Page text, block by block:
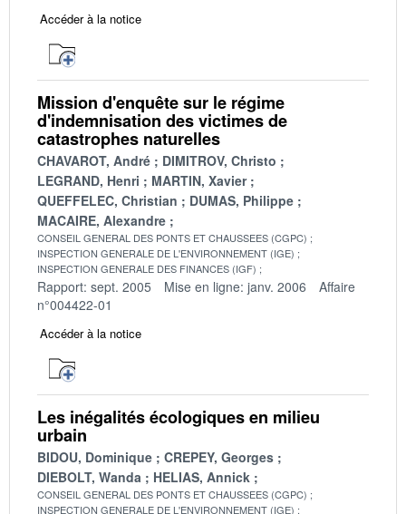
Accéder à la notice
Mission d'enquête sur le régime
d'indemnisation des victimes de
catastrophes naturelles
CHAVAROT, André
DIMITROV, Christo
LEGRAND, Henri
MARTIN, Xavier
QUEFFELEC, Christian
DUMAS, Philippe
MACAIRE, Alexandre
CONSEIL GENERAL DES PONTS ET CHAUSSEES (CGPC)
INSPECTION GENERALE DE L'ENVIRONNEMENT (IGE)
INSPECTION GENERALE DES FINANCES (IGF)
Rapport: sept. 2005 Mise en ligne: janv. 2006
Affaire
n°004422-01
Accéder à la notice
Les inégalités écologiques en milieu
urbain
BIDOU, Dominique
CREPEY, Georges
DIEBOLT, Wanda
HELIAS, Annick
CONSEIL GENERAL DES PONTS ET CHAUSSEES (CGPC)
INSPECTION GENERALE DE L'ENVIRONNEMENT (IGE)